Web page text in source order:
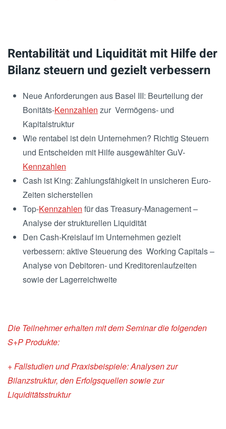
Rentabilität und Liquidität mit Hilfe der
Bilanz steuern und gezielt verbessern
Neue Anforderungen aus Basel III: Beurteilung der
Bonitäts-Kennzahlen zur Vermögens- und
Kapitalstruktur
Wie rentabel ist dein Unternehmen? Richtig Steuern
und Entscheiden mit Hilfe ausgewählter GuV-
Kennzahlen
Cash ist King: Zahlungsfähigkeit in unsicheren Euro-
Zeiten sicherstellen
Top-Kennzahlen für das Treasury-Management –
Analyse der strukturellen Liquidität
Den Cash-Kreislauf im Unternehmen gezielt
verbessern: aktive Steuerung des Working Capitals –
Analyse von Debitoren- und Kreditorenlaufzeiten
sowie der Lagerreichweite
Die Teilnehmer erhalten mit dem Seminar die folgenden
S+P Produkte:
+ Fallstudien und Praxisbeispiele: Analysen zur
Bilanzstruktur, den Erfolgsquellen sowie zur
Liquiditätsstruktur